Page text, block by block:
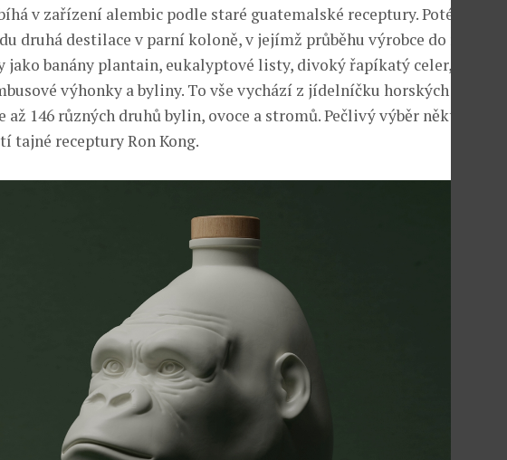
v zařízení alembic podle staré guatemalské receptury. Poté
druhá destilace v parní koloně, v jejímž průběhu výrobce do rumu
jako banány plantain, eukalyptové listy, divoký řapíkatý celer,
výhonky a byliny. To vše vychází z jídelníčku horských goril,
až 146 různých druhů bylin, ovoce a stromů. Pečlivý výběr některých z
tajné receptury Ron Kong.